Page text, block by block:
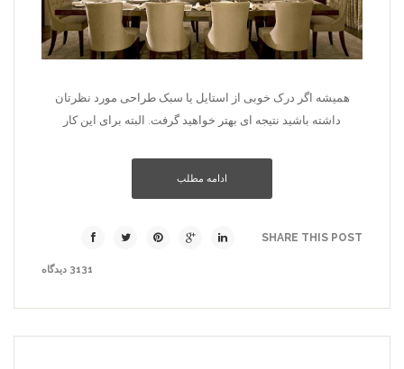
همیشه اگر درک خوبی از استایل یا سبک طراحی مورد نظرتان
داشته باشید نتیجه ای بهتر خواهید گرفت. البته برای این کار
ادامه مطلب
SHARE THIS POST
3131 دیدگاه